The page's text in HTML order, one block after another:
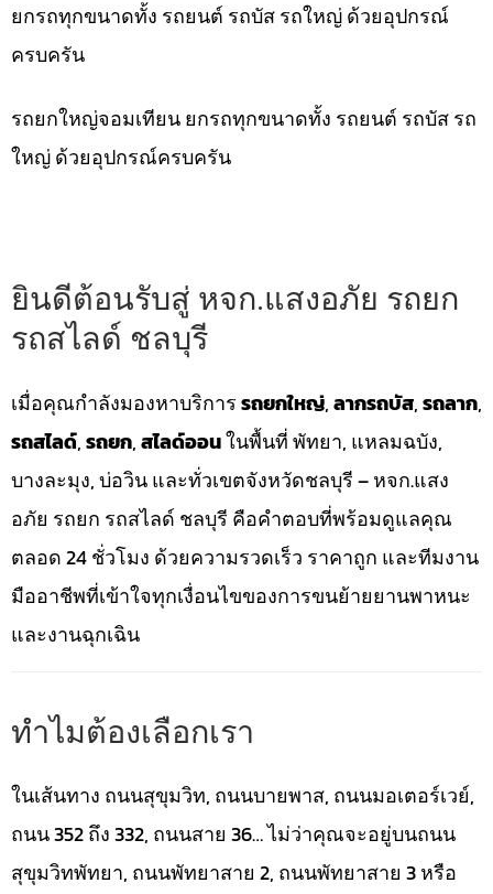
ยกรถทุกขนาดทั้ง รถยนต์ รถบัส รถใหญ่ ด้วยอุปกรณ์
ครบครัน
รถยกใหญ่จอมเทียน ยกรถทุกขนาดทั้ง รถยนต์ รถบัส รถ
ใหญ่ ด้วยอุปกรณ์ครบครัน
ยินดีต้อนรับสู่ หจก.แสงอภัย รถยก
รถสไลด์ ชลบุรี
เมื่อคุณกำลังมองหาบริการรถยกใหญ่,ลากรถบัส,รถลาก,
รถสไลด์,รถยก,สไลด์ออนในพื้นที่ พัทยา, แหลมฉบัง,
บางละมุง, บ่อวิน และทั่วเขตจังหวัดชลบุรี – หจก.แสง
อภัย รถยก รถสไลด์ ชลบุรี คือคำตอบที่พร้อมดูแลคุณ
ตลอด 24 ชั่วโมง ด้วยความรวดเร็ว ราคาถูก และทีมงาน
มืออาชีพที่เข้าใจทุกเงื่อนไขของการขนย้ายยานพาหนะ
และงานฉุกเฉิน
ทำไมต้องเลือกเรา
ในเส้นทาง ถนนสุขุมวิท, ถนนบายพาส, ถนนมอเตอร์เวย์,
ถนน 352 ถึง 332, ถนนสาย 36… ไม่ว่าคุณจะอยู่บนถนน
สุขุมวิทพัทยา, ถนนพัทยาสาย 2, ถนนพัทยาสาย 3 หรือ